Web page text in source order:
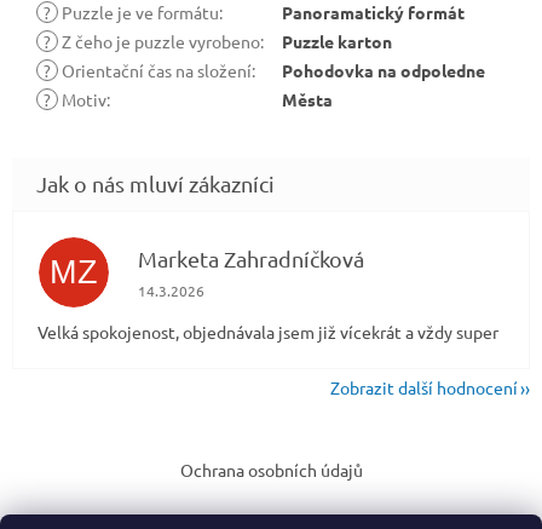
? Puzzle je ve formátu:
Panoramatický formát
? Z čeho je puzzle vyrobeno:
Puzzle karton
? Orientační čas na složení:
Pohodovka na odpoledne
? Motiv: Města
MZ Marketa Zahradníčková
Hodnocení obchodu je 5 z 5 hvězdiček.
14.3.2026
Velká spokojenost, objednávala jsem již vícekrát a vždy super
Zobrazit další hodnocení
a
Ochrana osobních údajů